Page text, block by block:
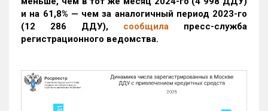
и на 61,8% — чем за аналогичный период 2023-го
(12 286 ДДУ), сообщила пресс-служба
регистрационного ведомства.